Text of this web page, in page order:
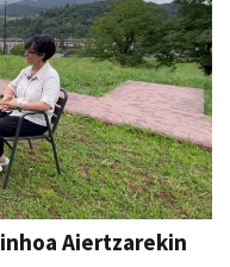
Aiertzarekin